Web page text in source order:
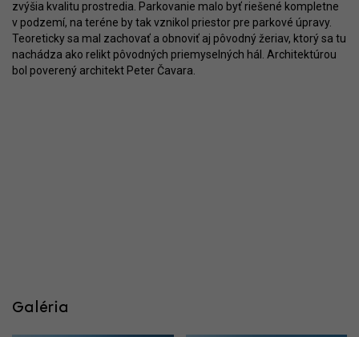
zvýšia kvalitu prostredia. Parkovanie malo byť riešené kompletne
v podzemí, na teréne by tak vznikol priestor pre parkové úpravy.
Teoreticky sa mal zachovať a obnoviť aj pôvodný žeriav, ktorý sa tu
nachádza ako relikt pôvodných priemyselných hál. Architektúrou
bol poverený architekt Peter Čavara.
Galéria